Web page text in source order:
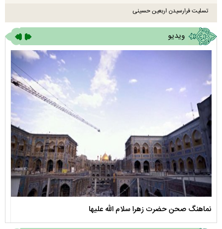
تسلیت فرارسیدن اربعین حسینی
ویدیو
نماهنگ صحن حضرت زهرا سلام الله علیها